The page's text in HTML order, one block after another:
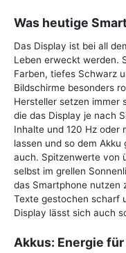
Was heutige
Das Display ist bei all
Leben erweckt werden.
Farben, tiefes Schwarz
Bildschirme besonders
Hersteller setzen immer
die das Display je nach
Inhalte und 120 Hz oder
lassen und so dem
auch. Spitzenwerte von
selbst im grellen
das Smartphone nutzen
Texte gestochen scharf
Display lässt sich auch
Akkus: Energie